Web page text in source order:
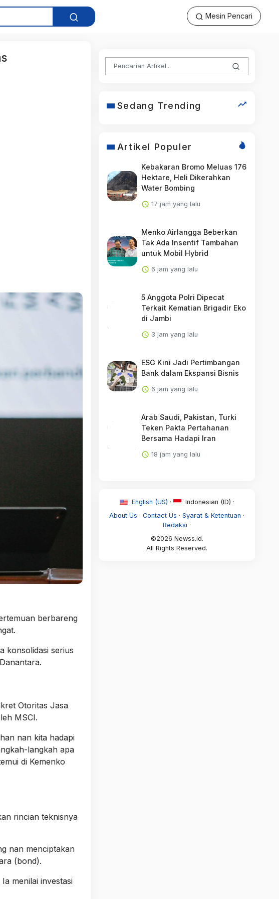
Mesin Pencari
berbareng
konsolidasi serius
Otoritas Jasa
MSCI.
nan kita hadapi
langkah apa
di Kemenko
rincian teknisnya
nan menciptakan
(bond).
menilai investasi
Sedang Trending
Artikel Populer
Kebakaran Bromo Meluas 176
Hektare, Heli Dikerahkan
Water Bombing
17 jam yang lalu
Menko Airlangga Beberkan
Tak Ada Insentif Tambahan
untuk Mobil Hybrid
6 jam yang lalu
5 Anggota Polri Dipecat
Terkait Kematian Brigadir Eko
di Jambi
3 jam yang lalu
ESG Kini Jadi Pertimbangan
Bank dalam Ekspansi Bisnis
6 jam yang lalu
Arab Saudi, Pakistan, Turki
Teken Pakta Pertahanan
Bersama Hadapi Iran
18 jam yang lalu
English (US) ·
Indonesian (ID) ·
About Us · Contact Us · Syarat & Ketentuan ·
Redaksi ·
©2026 Newss.id.
All Rights Reserved.